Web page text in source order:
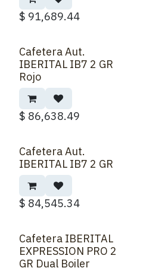
$ 91,689.44
Cafetera Aut.
IBERITAL IB7 2 GR
Rojo
$ 86,638.49
Cafetera Aut.
IBERITAL IB7 2 GR
$ 84,545.34
Cafetera IBERITAL
EXPRESSION PRO 2
GR Dual Boiler